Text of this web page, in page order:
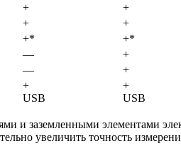
+
+
+
+
+*
+*
—
+
—
+
+
USB
+
USB
и заземленными элементами
увеличить точность